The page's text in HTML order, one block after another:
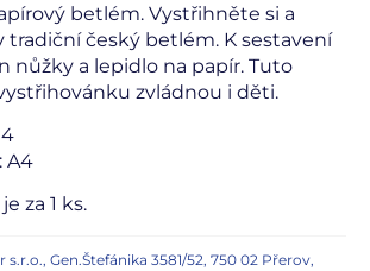
betlém. Vystřihněte si a
tradiční český betlém. K sestavení
nůžky a lepidlo na papír. Tuto
zvládnou i děti.
A4
za 1 ks.
s.r.o., Gen.Štefánika 3581/52, 750 02 Přerov,